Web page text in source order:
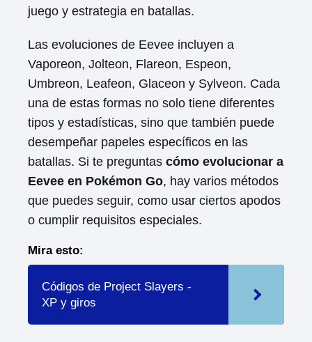
juego y estrategia en batallas.
Las evoluciones de Eevee incluyen a
Vaporeon, Jolteon, Flareon, Espeon,
Umbreon, Leafeon, Glaceon y Sylveon. Cada
una de estas formas no solo tiene diferentes
tipos y estadísticas, sino que también puede
desempeñar papeles específicos en las
batallas. Si te preguntas cómo evolucionar a
Eevee en Pokémon Go, hay varios métodos
que puedes seguir, como usar ciertos apodos
o cumplir requisitos especiales.
Mira esto:
Códigos de Project Slayers -
XP y giros